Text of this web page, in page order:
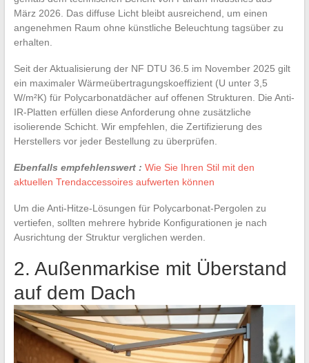
März 2026. Das diffuse Licht bleibt ausreichend, um einen
angenehmen Raum ohne künstliche Beleuchtung tagsüber zu
erhalten.
Seit der Aktualisierung der NF DTU 36.5 im November 2025 gilt
ein maximaler Wärmeübertragungskoeffizient (U unter 3,5
W/m²K) für Polycarbonatdächer auf offenen Strukturen. Die Anti-
IR-Platten erfüllen diese Anforderung ohne zusätzliche
isolierende Schicht. Wir empfehlen, die Zertifizierung des
Herstellers vor jeder Bestellung zu überprüfen.
Ebenfalls empfehlenswert : Wie Sie Ihren Stil mit den
aktuellen Trendaccessoires aufwerten können
Um die Anti-Hitze-Lösungen für Polycarbonat-Pergolen zu
vertiefen, sollten mehrere hybride Konfigurationen je nach
Ausrichtung der Struktur verglichen werden.
2. Außenmarkise mit Überstand
auf dem Dach